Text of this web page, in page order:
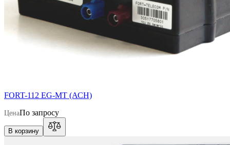
FORT-112 EG-MT (АСН)
ЦенаПо запросу
В корзину